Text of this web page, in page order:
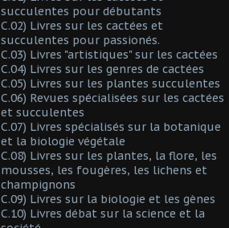
succulentes pour débutants
C.02) Livres sur les cactées et
succulentes pour passionés.
C.03) Livres "artistiques" sur les cactées
C.04) Livres sur les genres de cactées
C.05) Livres sur les plantes succulentes
C.06) Revues spécialisées sur les cactées
et succulentes
C.07) Livres spécialisés sur la botanique
et la biologie végétale
C.08) Livres sur les plantes, la flore, les
mousses, les fougères, les lichens et
champignons
C.09) Livres sur la biologie et les gènes
C.10) Livres débat sur la science et la